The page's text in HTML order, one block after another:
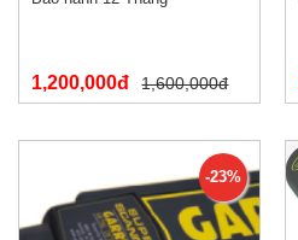
1,200,000đ 1,600,000đ
-23%